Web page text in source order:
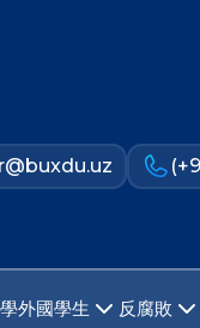
外國學生 反腐敗